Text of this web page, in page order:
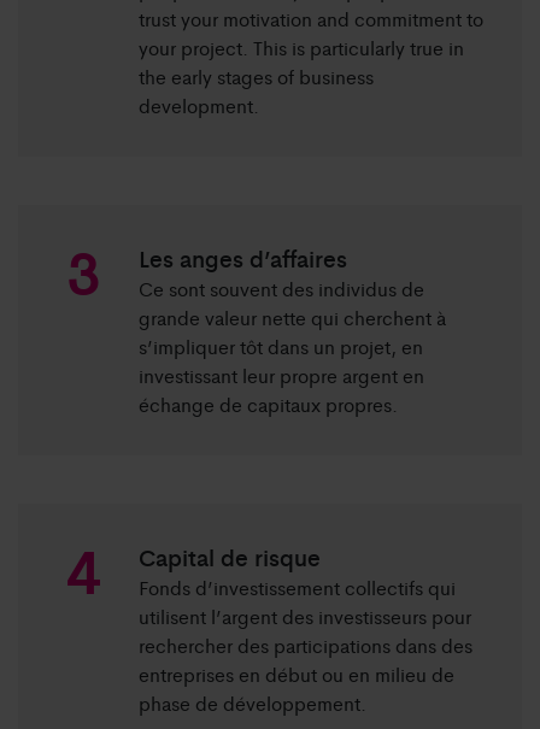
trust your motivation and commitment to
your project. This is particularly true in
the early stages of business
development.
Les anges d’affaires
Ce sont souvent des individus de
grande valeur nette qui cherchent à
s’impliquer tôt dans un projet, en
investissant leur propre argent en
échange de capitaux propres.
Capital de risque
Fonds d’investissement collectifs qui
utilisent l’argent des investisseurs pour
rechercher des participations dans des
entreprises en début ou en milieu de
phase de développement.